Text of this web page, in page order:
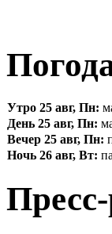
Утро 25 авг, Пн:
День 25 авг, Пн:
Вечер 25 авг, Пн:
Ночь 26 авг, Вт: